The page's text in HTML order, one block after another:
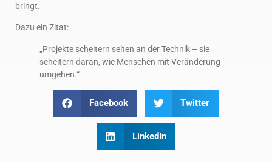
bringt.
Dazu ein Zitat:
„Projekte scheitern selten an der Technik – sie
scheitern daran, wie Menschen mit Veränderung
umgehen.“
Facebook Twitter
LinkedIn